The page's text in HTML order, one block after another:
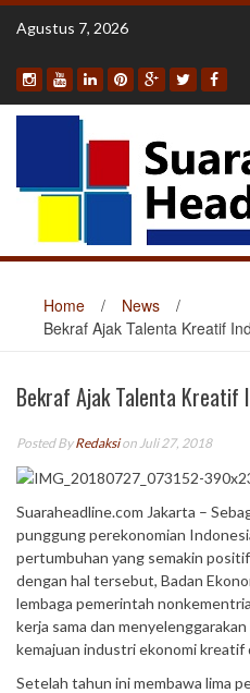
Skip
Agustus 7, 2026
Home / News
/
Bekraf Ajak Talenta Kreatif
Bekraf Ajak Talenta Kreatif
Posted ByRedaksion Juli 27, 2018
Suaraheadline.com Jakarta –
punggung perekonomian
pertumbuhan yang semakin
dengan hal tersebut, Badan
lembaga pemerintah
kerja sama dan
kemajuan industri ekonomi kreatif
Setelah tahun ini membawa lima